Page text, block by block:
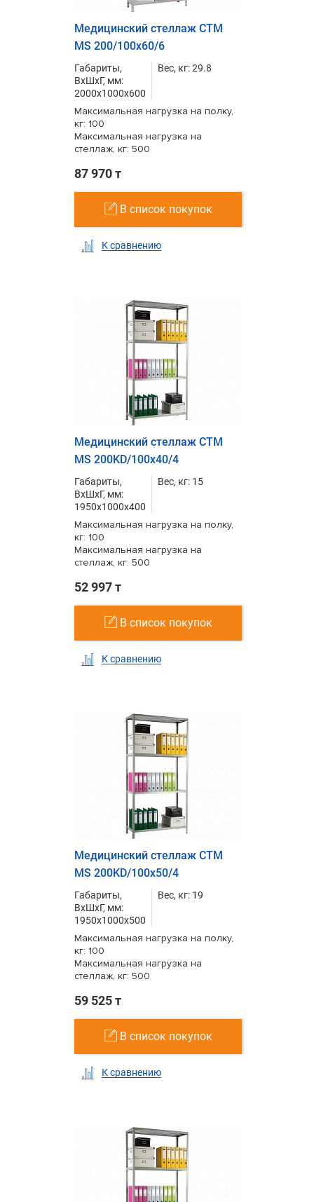
Медицинский стеллаж СТМ
MS 200/100х60/6
Габариты,
ВxШxГ, мм:
2000x1000x600
Вес, кг: 29.8
Максимальная нагрузка на полку,
кг: 100
Максимальная нагрузка на
стеллаж, кг: 500
87 970 т
В список покупок
К сравнению
Медицинский стеллаж СТМ
MS 200KD/100х40/4
Габариты,
ВxШxГ, мм:
1950x1000x400
Вес, кг: 15
Максимальная нагрузка на полку,
кг: 100
Максимальная нагрузка на
стеллаж, кг: 500
52 997 т
В список покупок
К сравнению
Медицинский стеллаж СТМ
MS 200KD/100х50/4
Габариты,
ВxШxГ, мм:
1950x1000x500
Вес, кг: 19
Максимальная нагрузка на полку,
кг: 100
Максимальная нагрузка на
стеллаж, кг: 500
59 525 т
В список покупок
К сравнению